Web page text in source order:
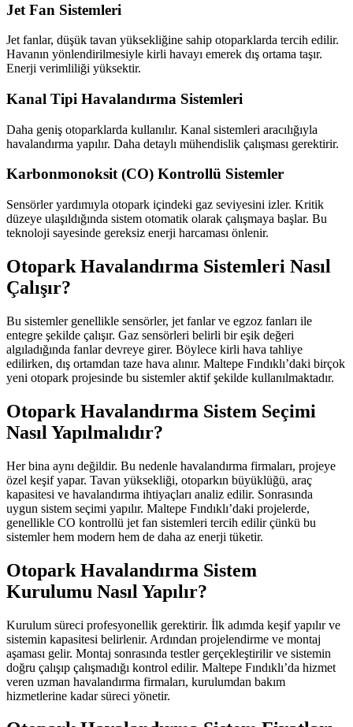
Jet Fan Sistemleri
Jet fanlar, düşük tavan yüksekliğine sahip otoparklarda tercih edilir.
Havanın yönlendirilmesiyle kirli havayı emerek dış ortama taşır.
Enerji verimliliği yüksektir.
Kanal Tipi Havalandırma Sistemleri
Daha geniş otoparklarda kullanılır. Kanal sistemleri aracılığıyla
havalandırma yapılır. Daha detaylı mühendislik çalışması gerektirir.
Karbonmonoksit (CO) Kontrollü Sistemler
Sensörler yardımıyla otopark içindeki gaz seviyesini izler. Kritik
düzeye ulaşıldığında sistem otomatik olarak çalışmaya başlar. Bu
teknoloji sayesinde gereksiz enerji harcaması önlenir.
Otopark Havalandırma Sistemleri Nasıl
Çalışır?
Bu sistemler genellikle sensörler, jet fanlar ve egzoz fanları ile
entegre şekilde çalışır. Gaz sensörleri belirli bir eşik değeri
algıladığında fanlar devreye girer. Böylece kirli hava tahliye
edilirken, dış ortamdan taze hava alınır. Maltepe Fındıklı’daki birçok
yeni otopark projesinde bu sistemler aktif şekilde kullanılmaktadır.
Otopark Havalandırma Sistem Seçimi
Nasıl Yapılmalıdır?
Her bina aynı değildir. Bu nedenle havalandırma firmaları, projeye
özel keşif yapar. Tavan yüksekliği, otoparkın büyüklüğü, araç
kapasitesi ve havalandırma ihtiyaçları analiz edilir. Sonrasında
uygun sistem seçimi yapılır. Maltepe Fındıklı’daki projelerde,
genellikle CO kontrollü jet fan sistemleri tercih edilir çünkü bu
sistemler hem modern hem de daha az enerji tüketir.
Otopark Havalandırma Sistem
Kurulumu Nasıl Yapılır?
Kurulum süreci profesyonellik gerektirir. İlk adımda keşif yapılır ve
sistemin kapasitesi belirlenir. Ardından projelendirme ve montaj
aşaması gelir. Montaj sonrasında testler gerçekleştirilir ve sistemin
doğru çalışıp çalışmadığı kontrol edilir. Maltepe Fındıklı’da hizmet
veren uzman havalandırma firmaları, kurulumdan bakım
hizmetlerine kadar süreci yönetir.